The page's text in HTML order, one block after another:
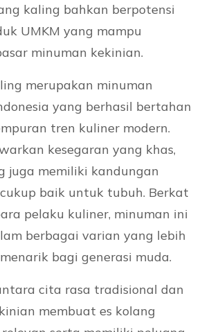
kaling bahkan berpotensi
UMKM yang mampu
minuman kekinian.
merupakan minuman
yang berhasil bertahan
tren kuliner modern.
kesegaran yang khas,
juga memiliki kandungan
baik untuk tubuh. Berkat
pelaku kuliner, minuman ini
berbagai varian yang lebih
bagi generasi muda.
cita rasa tradisional dan
membuat es kolang